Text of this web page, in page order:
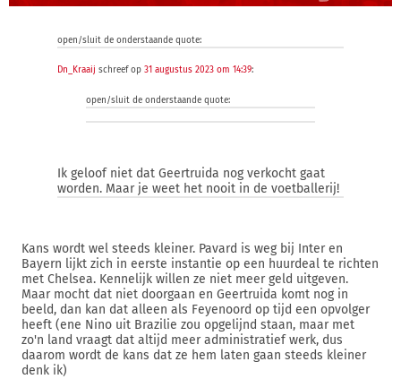
open/sluit de onderstaande quote:
Dn_Kraaij schreef op 31 augustus 2023 om 14:39:
open/sluit de onderstaande quote:
Ik geloof niet dat Geertruida nog verkocht gaat
worden. Maar je weet het nooit in de voetballerij!
Kans wordt wel steeds kleiner. Pavard is weg bij Inter en
Bayern lijkt zich in eerste instantie op een huurdeal te richten
met Chelsea. Kennelijk willen ze niet meer geld uitgeven.
Maar mocht dat niet doorgaan en Geertruida komt nog in
beeld, dan kan dat alleen als Feyenoord op tijd een opvolger
heeft (ene Nino uit Brazilie zou opgelijnd staan, maar met
zo'n land vraagt dat altijd meer administratief werk, dus
daarom wordt de kans dat ze hem laten gaan steeds kleiner
denk ik)